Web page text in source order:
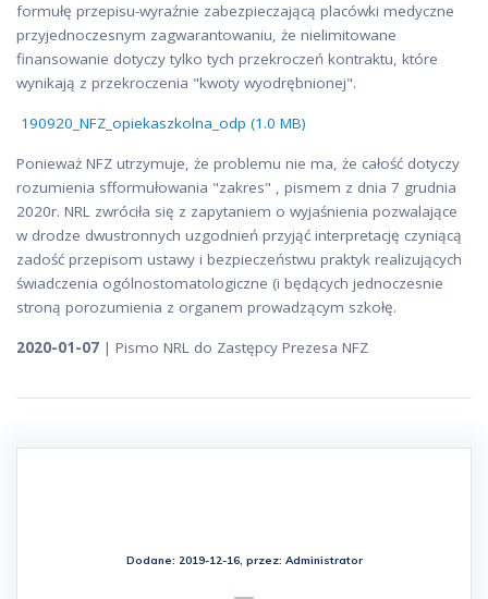
formułę przepisu-wyraźnie zabezpieczającą placówki medyczne
przyjednoczesnym zagwarantowaniu, że nielimitowane
finansowanie dotyczy tylko tych przekroczeń kontraktu, które
wynikają z przekroczenia "kwoty wyodrębnionej".
190920_NFZ_opiekaszkolna_odp (1.0 MB)
Ponieważ NFZ utrzymuje, że problemu nie ma, że całość dotyczy
rozumienia sfformułowania "zakres" , pismem z dnia 7 grudnia
2020r. NRL zwróciła się z zapytaniem o wyjaśnienia pozwalające
w drodze dwustronnych uzgodnień przyjąć interpretację czyniącą
zadość przepisom ustawy i bezpieczeństwu praktyk realizujących
świadczenia ogólnostomatologiczne (i będących jednoczesnie
stroną porozumienia z organem prowadzącym szkołę.
2020-01-07 | Pismo NRL do Zastępcy Prezesa NFZ
Dodane: 2019-12-16, przez: Administrator